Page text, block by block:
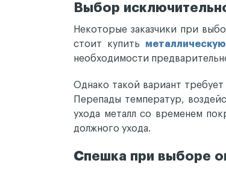
Выбор
Некоторые заказчики при
стоит купить
необходимости
Однако такой вариант
Перепады температур,
ухода металл со временем
должного ухода.
Спешка при выборе